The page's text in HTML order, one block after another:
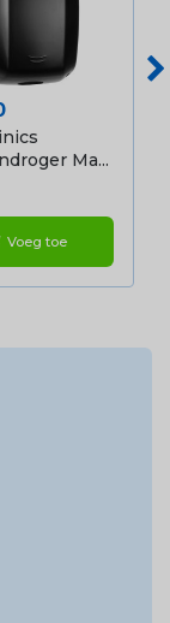
Ma...
Voeg toe